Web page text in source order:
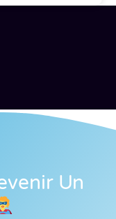
Un